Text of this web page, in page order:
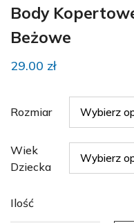
Body
Beżowe
29.00 zł
Rozmiar
Wiek
Dziecka
Ilość